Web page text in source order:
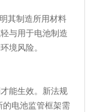
其制造所用材料
与用于电池制造
境风险。
能生效。新法规
电池监管框架需